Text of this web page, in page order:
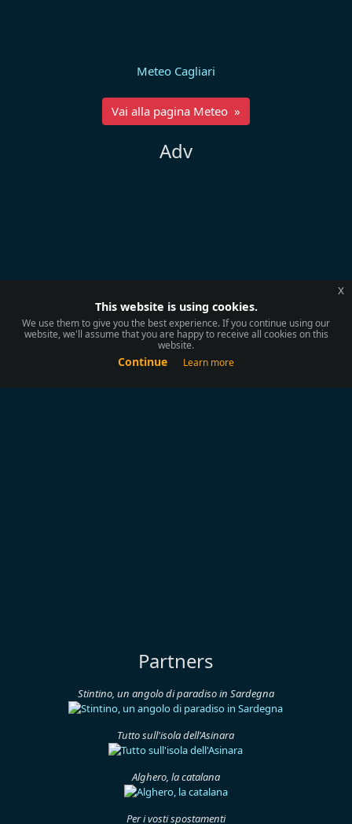
Meteo Cagliari
Vai alla pagina Meteo »
Adv
Partners
Stintino, un angolo di paradiso in Sardegna
Tutto sull'isola dell'Asinara
Alghero, la catalana
Per i vosti spostamenti
This website is using cookies.
We use them to give you the best experience. If you continue using our
website, we'll assume that you are happy to receive all cookies on this
website.
Continue Learn more
x